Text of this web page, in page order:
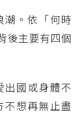
潮。依「何時
後主要有四個
出國或身體不
不想再無止盡